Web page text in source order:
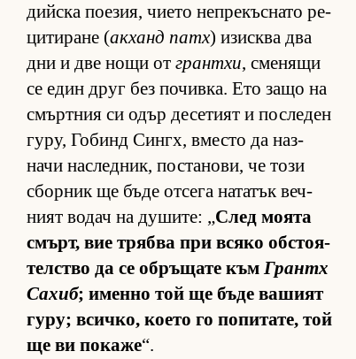
дийска по­е­зия, чи­ето неп­ре­къс­нато ре­
ци­ти­ране (ак­ханд патх) изис­ква два
дни и две нощи от грантхи, сме­нящи
се един друг без по­чив­ка. Ето защо на
смър­т­ния си одър де­се­тият и пос­ле­ден
гу­ру, Го­бинд Син­гх, вместо да наз­
начи нас­лед­ник, пос­та­но­ви, че този
сбор­ник ще бъде от­сега на­та­тък веч­
ният во­дач на ду­ши­те: „След мо­ята
смърт, вие трябва при всяко об­с­то­я­
тел­с­тво да се об­ръ­щате къмГрантх
Са­хиб; именно той ще бъде ва­шият
гу­ру; всич­ко, ко­ето го по­пи­та­те, той
ще ви по­каже“.